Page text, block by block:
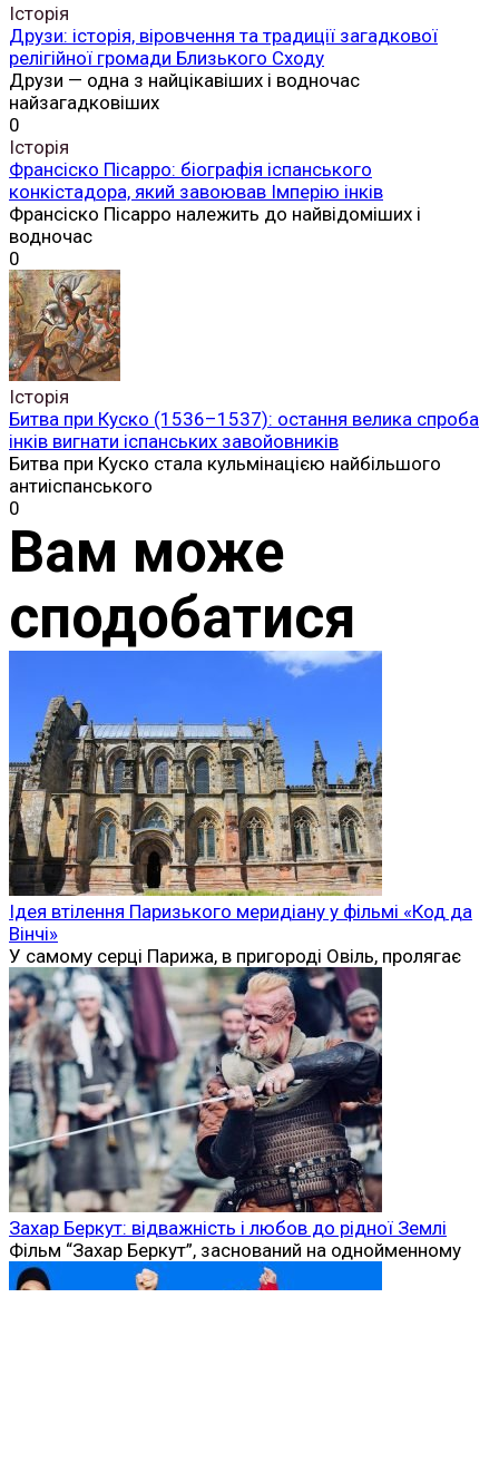
Історія
Друзи: історія, віровчення та традиції загадкової
релігійної громади Близького Сходу
Друзи — одна з найцікавіших і водночас
найзагадковіших
0
Історія
Франсіско Пісарро: біографія іспанського
конкістадора, який завоював Імперію інків
Франсіско Пісарро належить до найвідоміших і
водночас
0
Історія
Битва при Куско (1536–1537): остання велика спроба
інків вигнати іспанських завойовників
Битва при Куско стала кульмінацією найбільшого
антиіспанського
0
Вам може
сподобатися
Ідея втілення Паризького меридіану у фільмі «Код да
Вінчі»
У самому серці Парижа, в пригороді Овіль, пролягає
Захар Беркут: відважність і любов до рідної Землі
Фільм “Захар Беркут”, заснований на однойменному